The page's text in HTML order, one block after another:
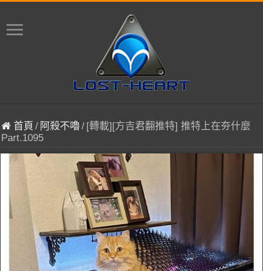
首頁 / 阿殺不嚕/ [轉載][方吉君翻推特] 推特上在夯什麼
Part.1095